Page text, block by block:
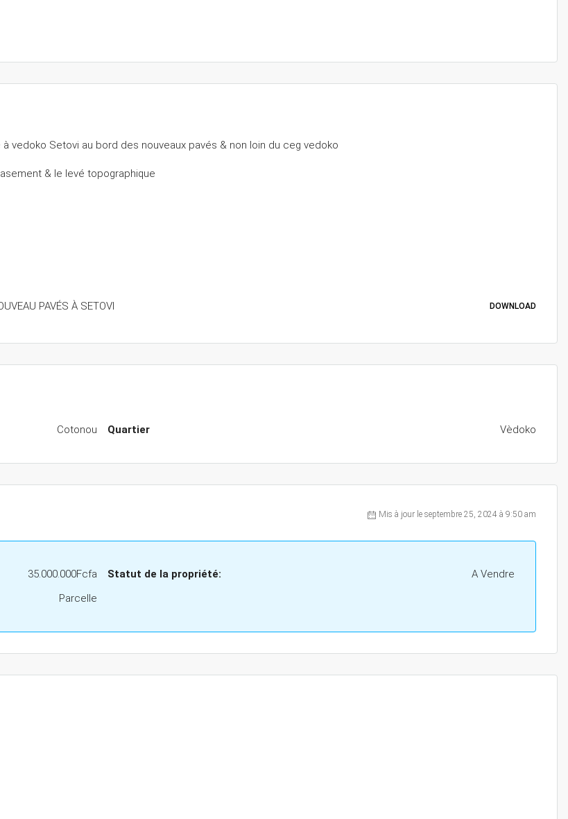
Setovi au bord des nouveaux pavés & non loin du ceg vedoko
& le levé topographique
PAVÉS À SETOVI DOWNLOAD
Cotonou Quartier Vèdoko
Mis à jour le septembre 25, 2024 à 9:50 am
35.000.000Fcfa
Parcelle
Statut de la propriété: A Vendre